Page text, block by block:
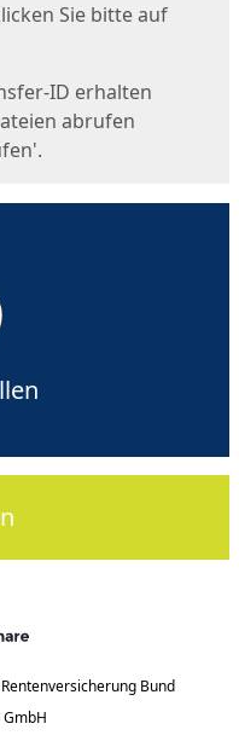
Sie bitte auf
ID erhalten
abrufen
Bund